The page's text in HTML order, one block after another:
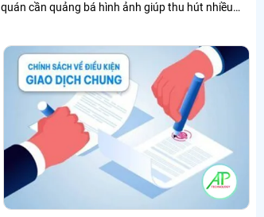
quán cần quảng bá hình ảnh giúp thu hút nhiều